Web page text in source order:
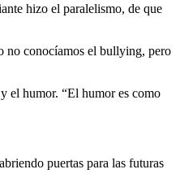
hizo el paralelismo, de que
no conocíamos el bullying, pero
el humor. “El humor es como
puertas para las futuras